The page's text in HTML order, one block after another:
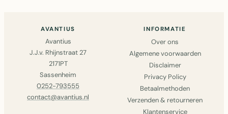
AVANTIUS
Avantius
J.J.v. Rhijnstraat 27
2171PT
Sassenheim
0252-793555
contact@avantius.nl
INFORMATIE
Over ons
Algemene voorwaarden
Disclaimer
Privacy Policy
Betaalmethoden
Verzenden & retourneren
Klantenservice